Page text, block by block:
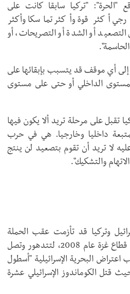
"الحرة": "تركيا سابقا كانت على
أكثر قوة وأكثر تماسكا وأكثر
أو الشدة أو التصريحات، أو
إلى أي موقف قد يتسبب بإبقائها على
الداخلي أو حتى على مستوى
تقبل على مرحلة تريد ألا يكون فيها
داخليا وخارجيا. هي في حرب
عليه لا تريد أن تقوم بتصعيد لن ينتج
والتشكيك".
وتركيا قد تأزمت عقب الحملة
العسكرية الإسرائيلية على قطاع غزة عام 2008، لتتدهور وتصل
البحرية الإسرائيلية "أسطول
في مايو 2012، حيث قتل الكوماندوز الإسرائيلي عشرة